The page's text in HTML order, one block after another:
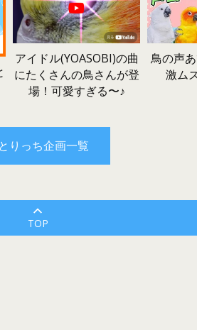
アイドル(YOASOBI)の曲
にたくさんの鳥さんが登
場！可愛すぎる〜♪
鳥の声
激ム
とりっち企画一覧
TOP